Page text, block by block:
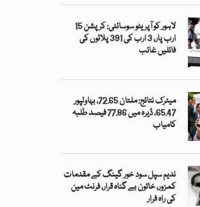
لاہور کو آپریٹو سوسائٹی: کرپشن 15
ارب پار، 3 ارب کی 391 پلاٹوں کی
فائلیں غائب
میٹرک نتائج: ملتان 72.65، بہاولپور
65.47، ڈیرہ میں 77.86 فیصد طلبہ
کامیاب
ندیم سپل سود خور گینگ کے مقدمات
کمزور، خاتون بے گناہ قرار، فرنٹ مین
کی راہ فرار